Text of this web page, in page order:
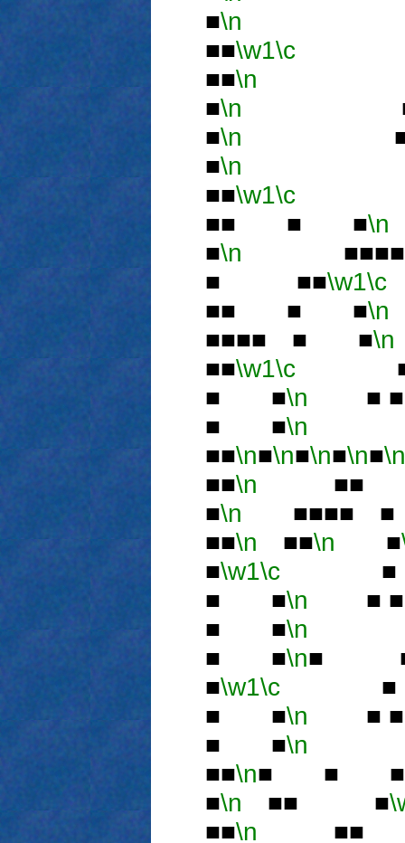
■\n
■■\w1\c
■■\n
■\n ■
■\n
■\n
■■\w1\c■
■■ ■ ■\n
■\n
■ ■■\w1\c
■■ ■ ■\n
■■■■ ■ ■\n
■■\w1\c■
■ ■\n ■
■ ■\n
■■\n■\n■\n■\n■\n
■■\n ■■
■\n ■■■■
■■\n ■■\n ■
■\w1\c■
■ ■\n ■
■ ■\n
■ ■\n■
■\w1\c■
■ ■\n ■
■ ■\n
■■\n■ ■ ■
■\n ■■ ■
■■\n ■■